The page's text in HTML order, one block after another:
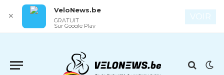
✕
VeloNews.be
GRATUIT
Sur Google Play
VOIR